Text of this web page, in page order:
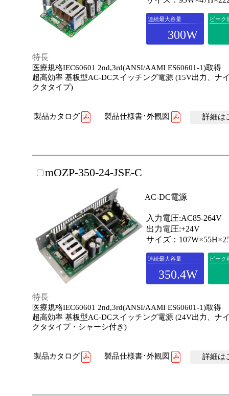
連続最大容量
300W
ピーク
特長
医療規格IEC60601 2nd,3rd(ANSI/AAMI ES60601-1)取得
超高効率 基板型AC-DCスイッチング電源 (15V出力、ナ
クタタイプ)
製品カタログ 製品仕様書･外観図 詳細は
mOZP-350-24-JSE-C
AC-DC電源
入力電圧:AC85-264V
出力電圧:+24V
サイズ：
連続最大容量
350.4W
ピーク
特長
医療規格IEC60601 2nd,3rd(ANSI/AAMI ES60601-1)取得
超高効率 基板型AC-DCスイッチング電源 (24V出力、ナ
クタタイプ・シャーシ付き)
製品カタログ 製品仕様書･外観図 詳細は